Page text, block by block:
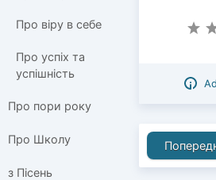
Про віру в себе
Про успіх та
успішність
Про пори року
Про Школу
з Пісень